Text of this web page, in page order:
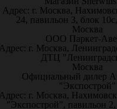
Адрес: г. Москва,
24, павильон 3, блок
Москва
ООО Паркет-
г. Москва,
ДТЦ
Москва
Официальный дилер
"Экспострой"
г. Москва,
"Экспострой", павильон